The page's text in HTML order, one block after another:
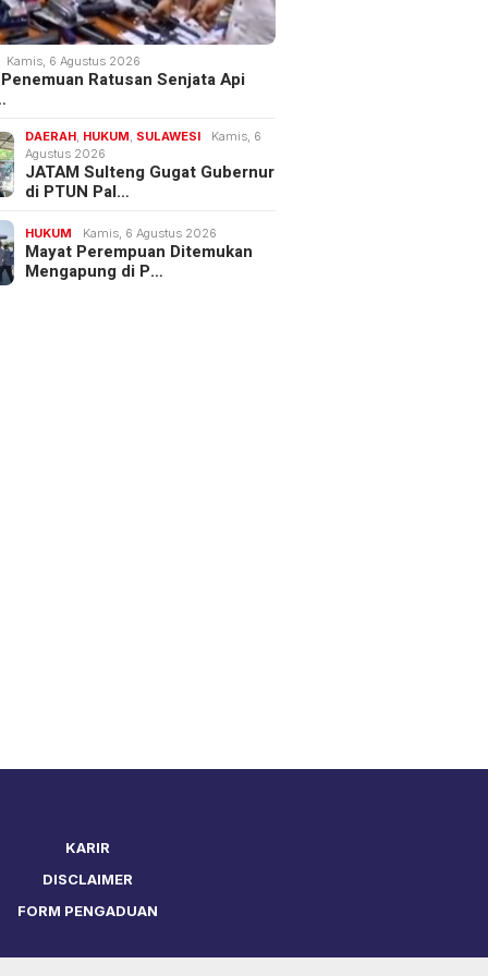
Kamis, 6 Agustus 2026
Ratusan Senjata Api
DAERAH, HUKUM, SULAWESI
Kamis, 6
Agustus 2026
JATAM Sulteng Gugat Gubernur
di PTUN Pal…
HUKUM Kamis, 6 Agustus 2026
Mayat Perempuan Ditemukan
Mengapung di P…
KARIR
DISCLAIMER
FORM PENGADUAN